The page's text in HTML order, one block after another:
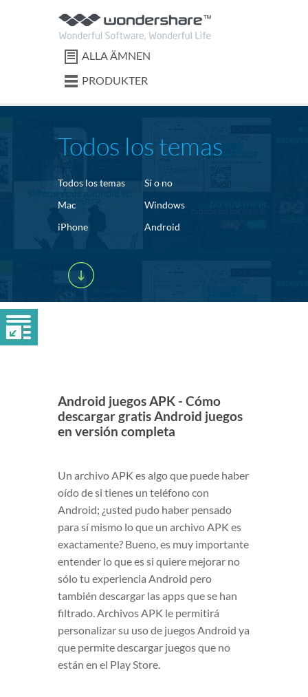
ALLA ÄMNEN
PRODUKTER
Todos los temas
Todos los temas
Sí o no
Mac
Windows
iPhone
Android
Android juegos APK - Cómo
descargar gratis Android juegos
en versión completa
Un archivo APK es algo que puede haber
oído de si tienes un teléfono con
Android; ¿usted pudo haber pensado
para sí mismo lo que un archivo APK es
exactamente? Bueno, es muy importante
entender lo que es si quiere mejorar no
sólo tu experiencia Android pero
también descargar las apps que se han
filtrado. Archivos APK le permitirá
personalizar su uso de juegos Android ya
que permite descargar juegos que no
están en el Play Store.